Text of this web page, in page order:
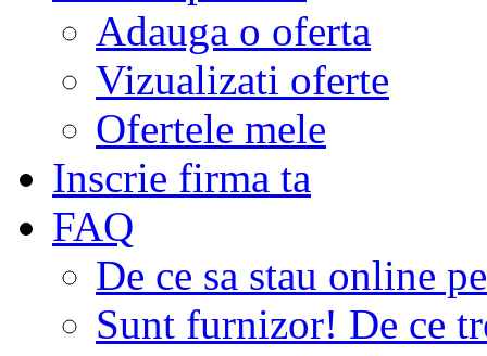
Adauga o oferta
Vizualizati oferte
Ofertele mele
Inscrie firma ta
FAQ
De ce sa stau online
Sunt furnizor! De ce